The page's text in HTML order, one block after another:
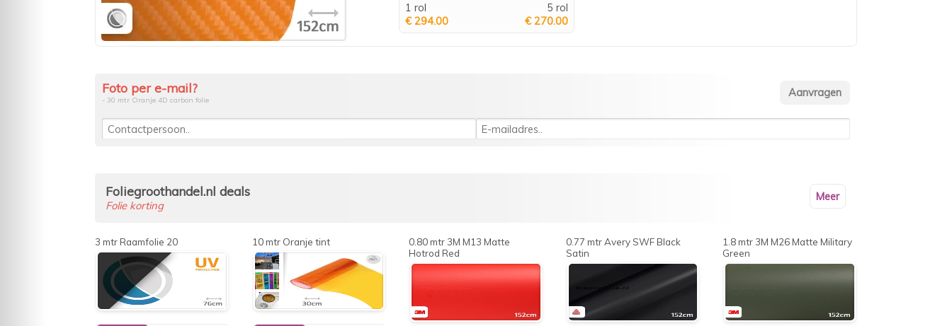
1 rol
€ 294.00
5 rol
€ 270.00
Foto per e-mail?
- 30 mtr Oranje 4D carbon folie
Meer
Foliegroothandel.nl deals
Folie korting
3 mtr Raamfolie 20 10 mtr Oranje tint
0.80 mtr 3M M13 Matte
Hotrod Red
0.77 mtr Avery SWF Black
Satin
1.8 mtr 3M M26 Matte Military
Green